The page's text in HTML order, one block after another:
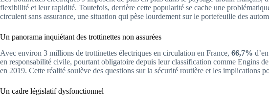
flexibilité et leur rapidité. Toutefois, derrière cette popularité se cache une
circulent sans assurance, une situation qui pèse lourdement sur le portefeuille des
Un panorama inquiétant des trottinettes non assurées
Avec environ 3 millions de trottinettes électriques en circulation en France, 66,7%
en responsabilité civile, pourtant obligatoire depuis leur classification comme Engins
en 2019. Cette réalité soulève des questions sur la sécurité routière et les implications
Un cadre législatif dysfonctionnel